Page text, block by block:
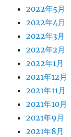
2022年5月
2022年4月
2022年3月
2022年2月
2022年1月
2021年12月
2021年11月
2021年10月
2021年9月
2021年8月